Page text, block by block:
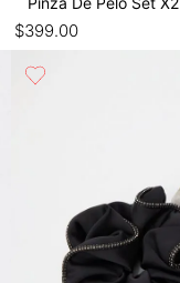
$399.00